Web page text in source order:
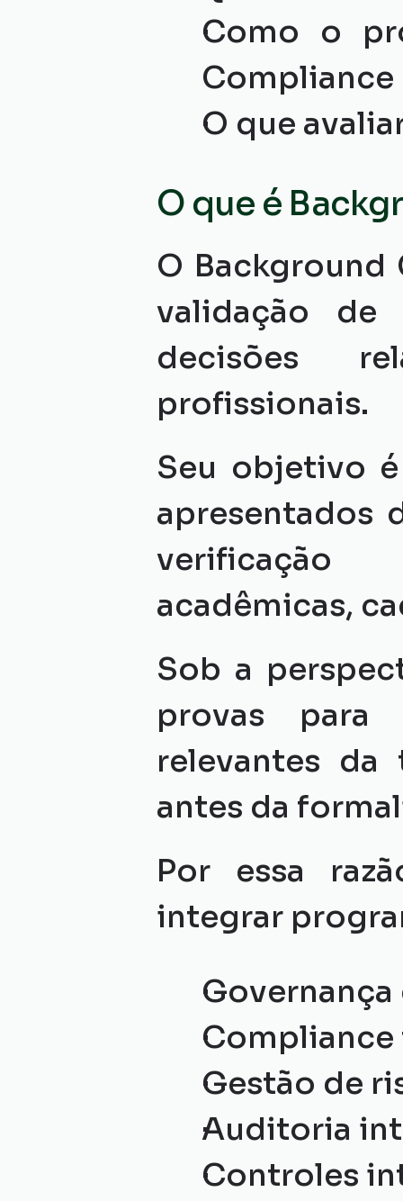
Como o
O que
O que é
O Background
validação de
decisões
profissionais.
Seu objetivo
apresentados
verificação
acadêmicas,
Sob a
provas para
relevantes
antes da
Por essa
integrar
Gestão de
Auditoria
Controles